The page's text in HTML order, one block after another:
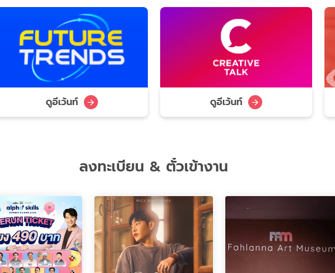
ดูอีเว้นท์ ดูอีเว้นท์
ลงทะเบียน & ตั๋วเข้างาน